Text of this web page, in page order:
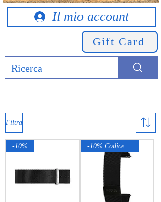
Il mio account
Gift Card
Filtra
-10%